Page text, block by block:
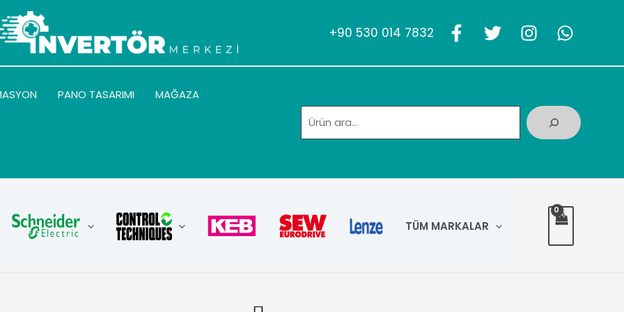
+90 530 014 7832
PANO TASARIMI MAĞAZA
TÜM MARKALAR